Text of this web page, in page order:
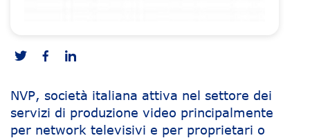
NVP, società italiana attiva nel settore dei
servizi di produzione video principalmente
per network televisivi e per proprietari o